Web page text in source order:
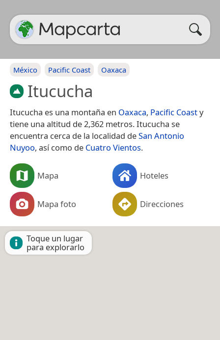
México Pacific Coast Oaxaca
Itucucha
Itucucha es una montaña en Oaxaca, Pacific Coasty
tiene una altitud de 2,362 metros. Itucucha se
encuentra cerca de la localidad deSan Antonio
Nuyoo, así como de Cuatro Vientos.
Mapa Hoteles
Mapa foto Direcciones
Toque un lugar
para explorarlo